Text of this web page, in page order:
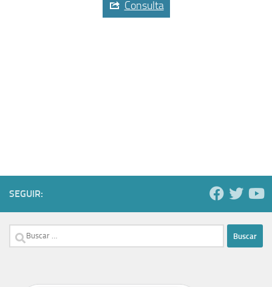
Consulta
SEGUIR:
Buscar: